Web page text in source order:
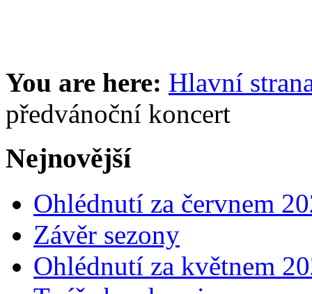
You are here: Hlavní
předvánoční koncert
Nejnovější
Ohlédnutí za červnem
Závěr sezony
Ohlédnutí za květnem